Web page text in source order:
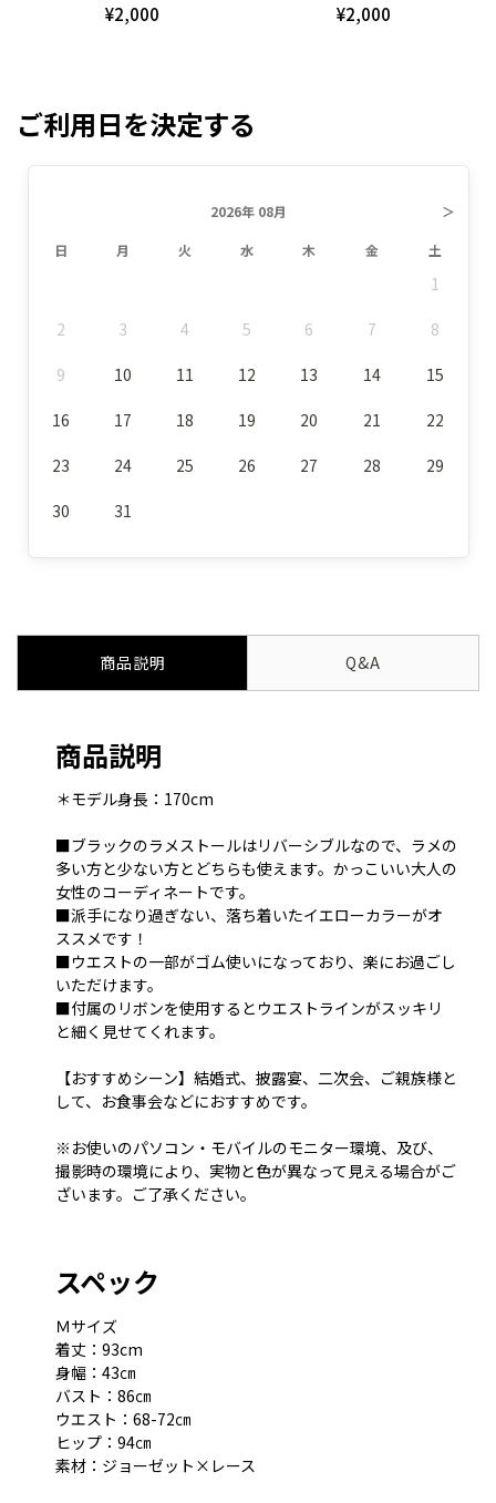
¥2,000
¥2,000
ご利用日を決定する
2026年 08月 ＞
日 月 火 水 木 金 土
1
2 3 4 5 6 7 8
9 10 11 12 13 14 15
16 17 18 19 20 21 22
23 24 25 26 27 28 29
30 31
商品説明 Q&A
商品説明
＊モデル身長：170cm
■ブラックのラメストールはリバーシブルなので、ラメの
多い方と少ない方とどちらも使えます。かっこいい大人の
女性のコーディネートです。
■派手になり過ぎない、落ち着いたイエローカラーがオ
ススメです！
■ウエストの一部がゴム使いになっており、楽にお過ごし
いただけます。
■付属のリボンを使用するとウエストラインがスッキリ
と細く見せてくれます。
【おすすめシーン】結婚式、披露宴、二次会、ご親族様と
して、お食事会などにおすすめです。
※お使いのパソコン・モバイルのモニター環境、及び、
撮影時の環境により、実物と色が異なって見える場合がご
ざいます。ご了承ください。
スペック
Ｍサイズ
着丈：93cm
身幅：43㎝
バスト：86㎝
ウエスト：68-72㎝
ヒップ：94㎝
素材：ジョーゼット×レース